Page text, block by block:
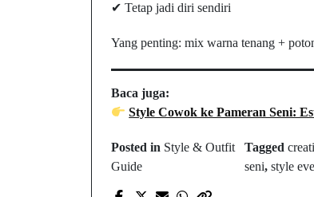
✔ Tetap jadi diri sendiri
Yang penting: mix warna tenang +
Baca juga:
Style Cowok ke Pameran Seni:
Posted in Style & Outfit
Guide
Tagged
seni, style